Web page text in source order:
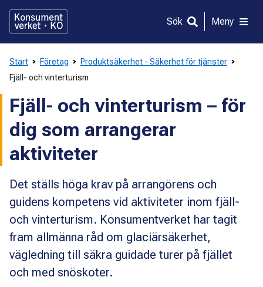
direkt
innehållet
Sök Meny
Start Företag
Produktsäkerhet - Säkerhet för tjänster
Fjäll- och vinterturism
Fjäll- och vinterturism – för
dig som arrangerar
aktiviteter
Det ställs höga krav på arrangörens och
guidens kompetens vid aktiviteter inom fjäll-
och vinterturism. Konsumentverket har tagit
fram allmänna råd om glaciärsäkerhet,
vägledning till säkra guidade turer på fjället
och med snöskoter.